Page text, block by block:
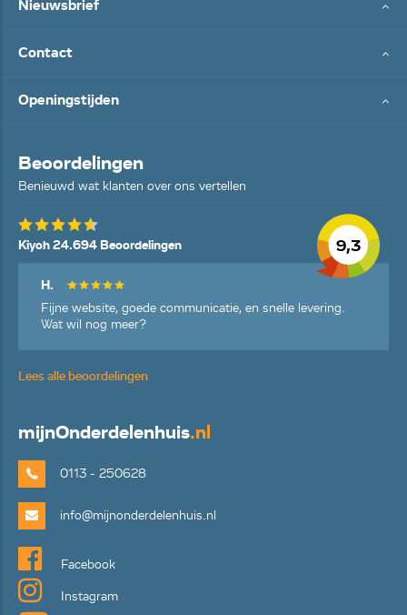
Nieuwsbrief
Contact
Openingstijden
Beoordelingen
Benieuwd wat klanten over ons vertellen
9,3
Kiyoh 24.694 Beoordelingen
H.
Fijne website, goede communicatie, en snelle levering.
Wat wil nog meer?
Lees alle beoordelingen
mijnOnderdelenhuis.nl
0113 - 250628
info@mijnonderdelenhuis.nl
Facebook
Instagram